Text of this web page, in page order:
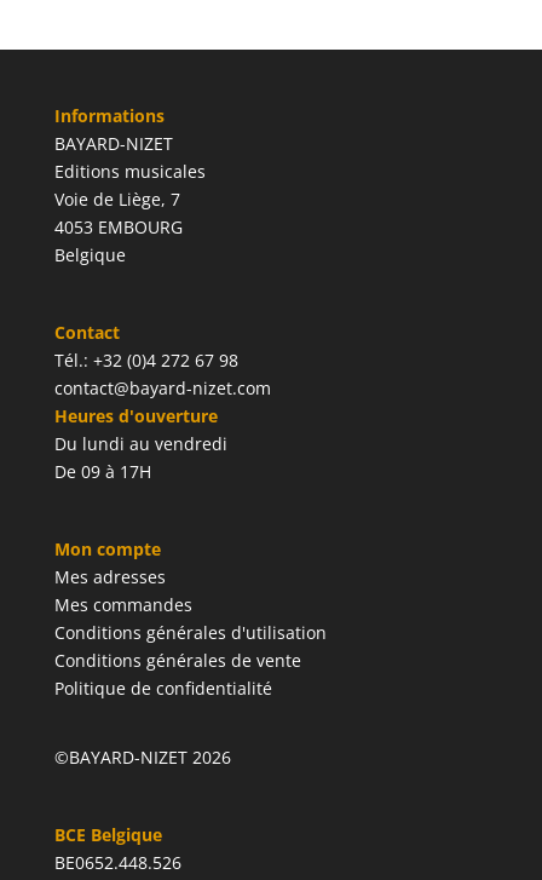
Informations
BAYARD-NIZET
Editions musicales
Voie de Liège, 7
4053 EMBOURG
Belgique
Contact
Tél.: +32 (0)4 272 67 98
contact@bayard-nizet.com
Heures d'ouverture
Du lundi au vendredi
De 09 à 17H
Mon compte
Mes adresses
Mes commandes
Conditions générales d'utilisation
Conditions générales de vente
Politique de confidentialité
©BAYARD-NIZET 2026
BCE Belgique
BE0652.448.526